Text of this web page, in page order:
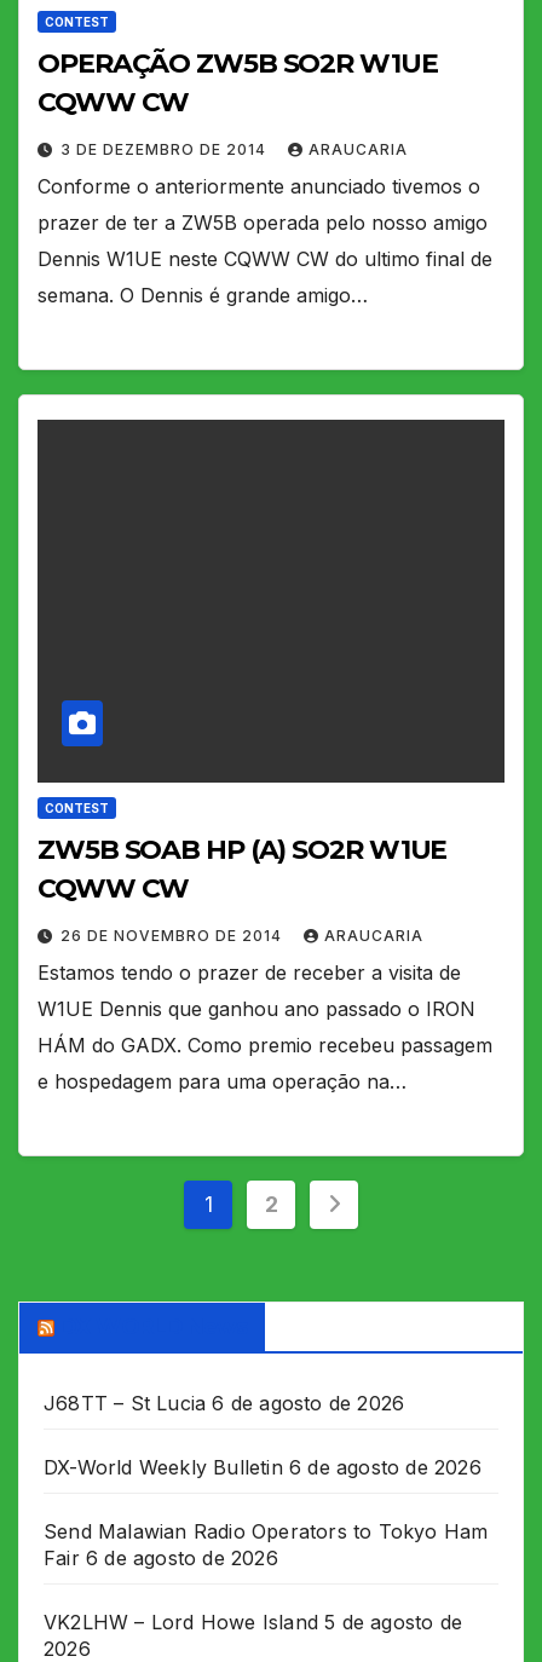
CONTEST
OPERAÇÃO ZW5B SO2R W1UE
CQWW CW
3 DE DEZEMBRO DE 2014 ARAUCARIA
Conforme o anteriormente anunciado tivemos o
prazer de ter a ZW5B operada pelo nosso amigo
Dennis W1UE neste CQWW CW do ultimo final de
semana. O Dennis é grande amigo…
CONTEST
ZW5B SOAB HP (A) SO2R W1UE
CQWW CW
26 DE NOVEMBRO DE 2014 ARAUCARIA
Estamos tendo o prazer de receber a visita de
W1UE Dennis que ganhou ano passado o IRON
HÁM do GADX. Como premio recebeu passagem
e hospedagem para uma operação na…
Paginação
posts
1 2
J68TT – St Lucia 6 de agosto de 2026
DX-World Weekly Bulletin 6 de agosto de 2026
Send Malawian Radio Operators to Tokyo Ham
Fair 6 de agosto de 2026
VK2LHW – Lord Howe Island 5 de agosto de
2026